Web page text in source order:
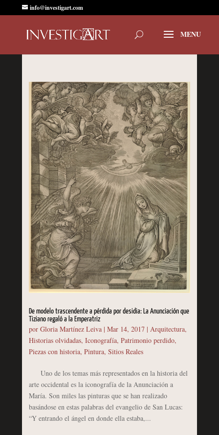
info@investigart.com
De modelo trascendente a pérdida por desidia: La Anunciación que
Tiziano regaló a la Emperatriz
por Gloria Martínez Leiva| Mar 14, 2017| Arquitectura,
Historias olvidadas, Iconografía, Patrimonio perdido,
Piezas con historia, Pintura, Sitios Reales
Uno de los temas más representados en la historia del
arte occidental es la iconografía de la Anunciación a
María. Son miles las pinturas que se han realizado
basándose en estas palabras del evangelio de San Lucas:
“Y entrando el ángel en donde ella estaba,...